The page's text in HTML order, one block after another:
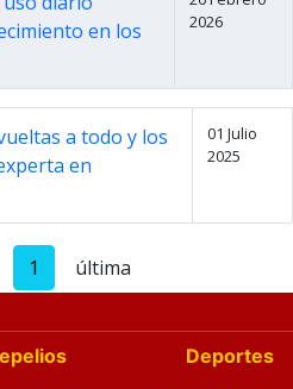
en los
2026
a todo y los
en
01 Julio
2025
1 última
Deportes